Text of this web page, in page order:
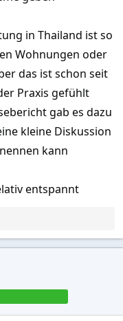
in Thailand ist so
Wohnungen oder
das ist schon seit
Praxis gefühlt
gab es dazu
kleine Diskussion
kann
entspannt